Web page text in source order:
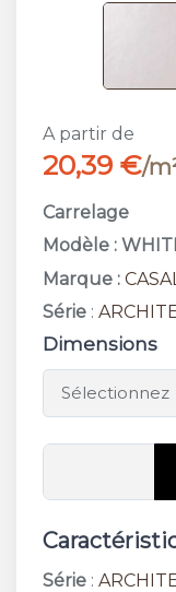
A partir de
20,39 €/
Carrelage
Modèle :
Marque :
Série :
Dimensions
Série :